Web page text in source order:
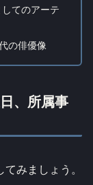
てのアーテ
の俳優像
、所属事
みましょう。